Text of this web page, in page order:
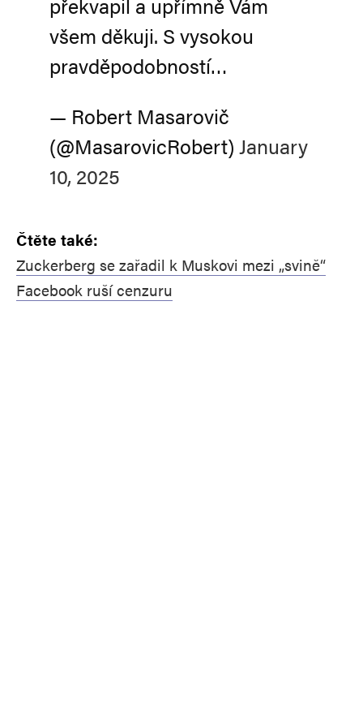
všem děkuji. S vysokou
pravděpodobností…
— Robert Masarovič
(@MasarovicRobert) January
10, 2025
Čtěte také:
Zuckerberg se zařadil k Muskovi mezi „svině“
Facebook ruší cenzuru